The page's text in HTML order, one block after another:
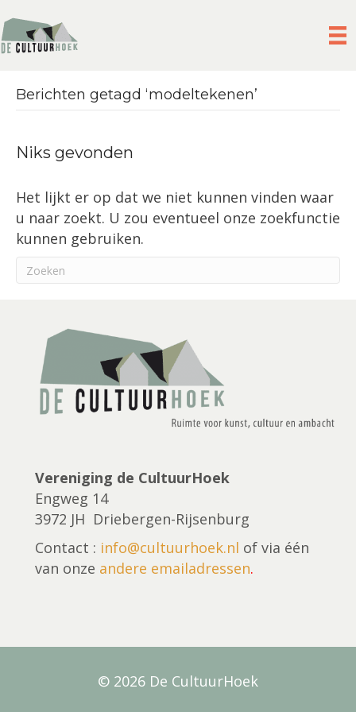
Berichten getagd ‘modeltekenen’
Niks gevonden
Het lijkt er op dat we niet kunnen vinden waar
u naar zoekt. U zou eventueel onze zoekfunctie
kunnen gebruiken.
Vereniging de CultuurHoek
Engweg 14
3972 JH Driebergen-Rijsenburg
Contact : info@cultuurhoek.nl of via één
van onze andere emailadressen.
© 2026 De CultuurHoek